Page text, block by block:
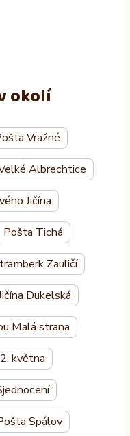
okolí
Vražné
Albrechtice
Jičína
Pošta Tichá
Zauličí
Dukelská
Malá strana
května
Spálov